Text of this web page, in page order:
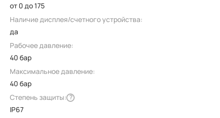
от 0 до 175
Наличие дисплея/счетного устройства:
да
Рабочее давление:
40 бар
Максимальное давление:
40 бар
Степень защиты: ?
IP67